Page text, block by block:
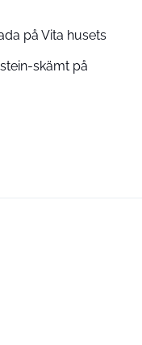
på Vita husets
skämt på